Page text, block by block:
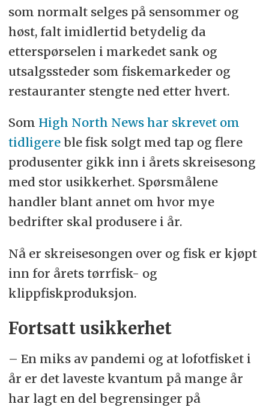
som normalt selges på sensommer og
høst, falt imidlertid betydelig da
etterspørselen i markedet sank og
utsalgssteder som fiskemarkeder og
restauranter stengte ned etter hvert.
Som High North News har skrevet om
tidligereble fisk solgt med tap og flere
produsenter gikk inn i årets skreisesong
med stor usikkerhet. Spørsmålene
handler blant annet om hvor mye
bedrifter skal produsere i år.
Nå er skreisesongen over og fisk er kjøpt
inn for årets tørrfisk- og
klippfiskproduksjon.
Fortsatt usikkerhet
– En miks av pandemi og at lofotfisket i
år er det laveste kvantum på mange år
har lagt en del begrensinger på